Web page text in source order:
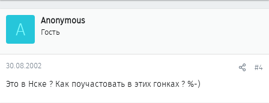
A Anonymous
Гость
30.08.2002 #4
Это в Нске ? Как поучастовать в этих гонках ? %-)